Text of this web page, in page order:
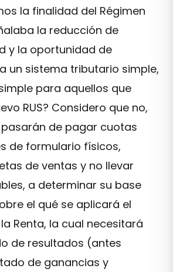
la finalidad del Régimen
la reducción de
y la oportunidad de
un sistema tributario simple,
para aquellos que
RUS? Considero que no,
de pagar cuotas
de formulario físicos,
de ventas y no llevar
a determinar su base
el qué se aplicará el
Renta, la cual necesitará
de resultados (antes
de ganancias y